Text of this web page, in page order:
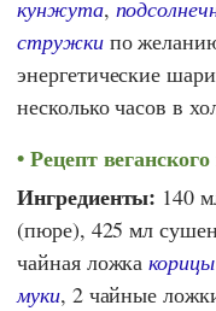
кунжута,
стружкипо
энергетические
несколько часов в
Рецепт
Ингредиенты: 140
(пюре), 425 мл
чайная ложка
муки, 2 чайные